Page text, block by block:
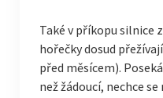
Také v příkopu silnice
hořečky dosud
před měsícem).
než žádoucí, nechce